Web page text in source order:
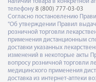
телефону 8 (800) 777-03-03
Согласно постановлению
"Об утверждении Правил
розничной торговли
применения дистанционным
доставки указанных
изменений в некоторые акты
вопросу розничной торговли
медицинского применения
доставка из интернет-аптеки